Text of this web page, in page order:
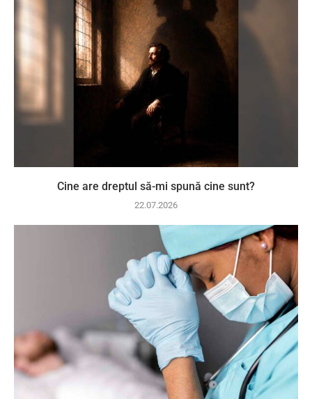
Cine are dreptul să-mi spună cine sunt?
22.07.2026